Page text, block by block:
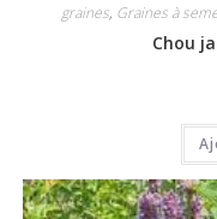
graines, Graines à
Chou